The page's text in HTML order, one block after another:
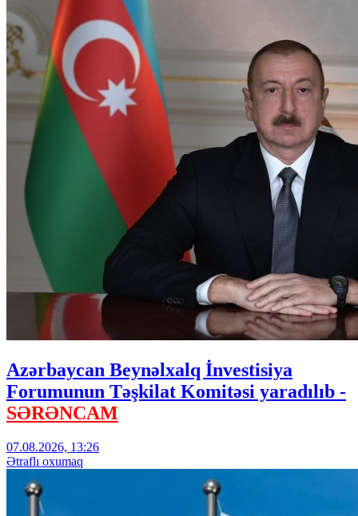
Azərbaycan Beynəlxalq İnvestisiya
Forumunun Təşkilat Komitəsi yaradılıb -
SƏRƏNCAM
07.08.2026, 13:26
Ətraflı oxumaq